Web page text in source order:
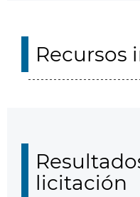
Recursos
licitación